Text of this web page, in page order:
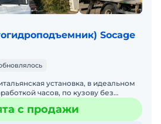
Socage
установка, в идеальном
часов, по кузову без
по ходовой не требует влож
с продажи